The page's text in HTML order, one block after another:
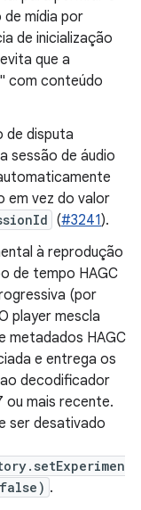
mídia por
de inicialização
que a
com conteúdo
de disputa
sessão de áudio
em vez do valor
(#3241).
à reprodução
de tempo HAGC
(por
player mescla
metadados HAGC
e entrega os
decodificador
ou mais recente.
ser desativado
.